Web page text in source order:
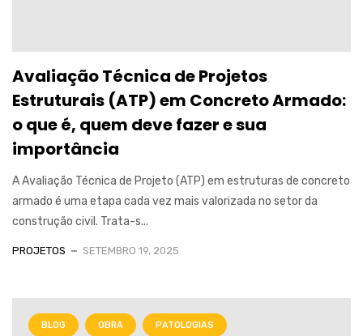
Avaliação Técnica de Projetos
Estruturais (ATP) em Concreto Armado:
o que é, quem deve fazer e sua
importância
A Avaliação Técnica de Projeto (ATP) em estruturas de concreto
armado é uma etapa cada vez mais valorizada no setor da
construção civil. Trata-s...
PROJETOS SETEMBRO 19, 2025
BLOG OBRA PATOLOGIAS